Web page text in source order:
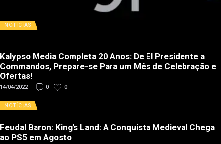
NOTÍCIAS
Kalypso Media Completa 20 Anos: De El Presidente a
Commandos, Prepare-se Para um Mês de Celebração e
Ofertas!
14/04/2022 0 0
NOTÍCIAS
Feudal Baron: King’s Land: A Conquista Medieval Chega
ao PS5 em Agosto